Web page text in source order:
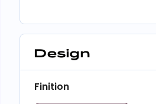
Design
Finition